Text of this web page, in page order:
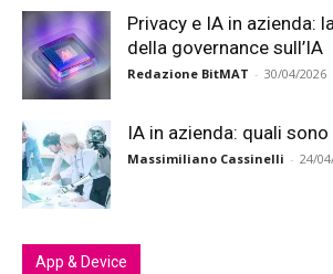
Privacy e IA in azienda:
della governance sull’IA
Redazione BitMAT - 30/04/2026
IA in azienda: quali
Massimiliano Cassinelli - 24/
App & Device